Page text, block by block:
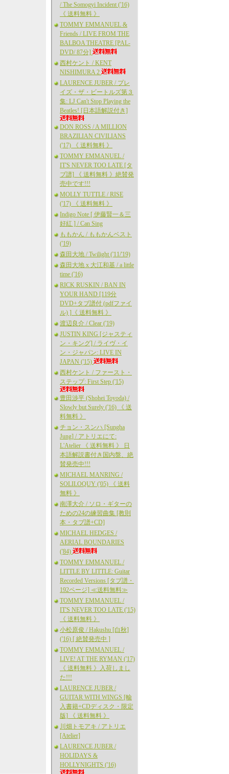
/ The Somogyi Incident ('16)
《 送料無料 》
TOMMY EMMANUEL &
Friends / LIVE FROM THE
BALBOA THEATRE [PAL-
DVD/ 87分]
西村ケント / KENT
NISHIMURA 2
LAURENCE JUBER / プレ
イズ・ザ・ビートルズ第３
集: LJ Can't Stop Playing the
Beatles! [日本語解説付き]
DON ROSS / A MILLION
BRAZILIAN CIVILIANS
('17) 《 送料無料 》
TOMMY EMMANUEL /
IT'S NEVER TOO LATE [タ
ブ譜] 《 送料無料 》絶賛発
売中です!!!
MOLLY TUTTLE / RISE
('17) 《 送料無料 》
Indigo Note [ 伊藤賢一＆三
好紅 ] / Can Sing
ももかん / ももかんベスト
('19)
森田大地 / Twilight ('11/'19)
森田大地 x 大江和基 / a little
time ('16)
RICK RUSKIN / BAN IN
YOUR HAND [119分
DVD+タブ譜付 (pdfファイ
ル) ]《 送料無料 》
渡辺良介 / Clear ('19)
JUSTIN KING [ジャスティ
ン・キング] / ライヴ・イ
ン・ジャパン: LIVE IN
JAPAN ('15)
西村ケント / ファースト・
ステップ: First Step ('15)
豊田渉平 (Shohei Toyoda) /
Slowly but Surely ('16) 《 送
料無料 》
チョン・スンハ [Sungha
Jung] / アトリエにて:
L'Atelier 《 送料無料 》 日
本語解説書付き国内盤、絶
賛発売中!!!
MICHAEL MANRING /
SOLILOQUY ('05) 《 送料
無料 》
南澤大介 / ソロ・ギターの
ための24の練習曲集 [教則
本・タブ譜+CD]
MICHAEL HEDGES /
AERIAL BOUNDARIES
('84)
TOMMY EMMANUEL /
LITTLE BY LITTLE: Guitar
Recorded Versions [タブ譜・
192ページ] ≪送料無料≫
TOMMY EMMANUEL /
IT'S NEVER TOO LATE ('15)
《 送料無料 》
小松原俊 / Hakushu [白秋]
('16) [ 絶賛発売中 ]
TOMMY EMMANUEL /
LIVE! AT THE RYMAN ('17)
《 送料無料 》入荷しまし
た!!!
LAURENCE JUBER /
GUITAR WITH WINGS [輸
入書籍+CDディスク・限定
版] 《 送料無料 》
川畑トモアキ / アトリエ
[Atelier]
LAURENCE JUBER /
HOLIDAYS &
HOLLYNIGHTS ('16)